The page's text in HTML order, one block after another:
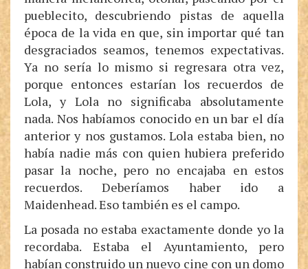
pueblecito, descubriendo pistas de aquella
época de la vida en que, sin importar qué tan
desgraciados seamos, tenemos expectativas.
Ya no sería lo mismo si regresara otra vez,
porque entonces estarían los recuerdos de
Lola, y Lola no significaba absolutamente
nada. Nos habíamos conocido en un bar el día
anterior y nos gustamos. Lola estaba bien, no
había nadie más con quien hubiera preferido
pasar la noche, pero no encajaba en estos
recuerdos. Deberíamos haber ido a
Maidenhead. Eso también es el campo.
La posada no estaba exactamente donde yo la
recordaba. Estaba el Ayuntamiento, pero
habían construido un nuevo cine con un domo